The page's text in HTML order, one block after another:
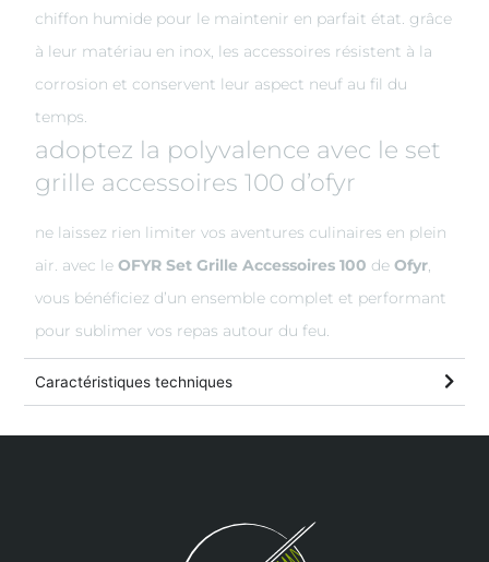
chiffon humide pour le maintenir en parfait état. grâce
à leur matériau en inox, les accessoires résistent à la
corrosion et conservent leur aspect neuf au fil du
temps.
adoptez la polyvalence avec le set
grille accessoires 100 d’ofyr
ne laissez rien limiter vos aventures culinaires en plein
air. avec leOFYR Set Grille Accessoires 100 deOfyr,
vous bénéficiez d’un ensemble complet et performant
pour sublimer vos repas autour du feu.
Caractéristiques techniques